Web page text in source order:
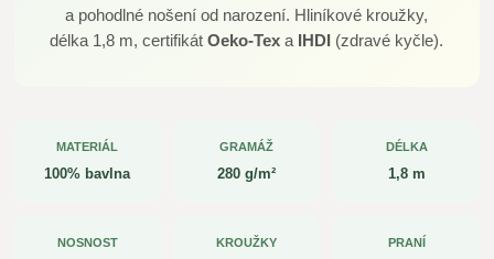
a pohodlné nošení od narození. Hliníkové kroužky,
délka 1,8 m, certifikátOeko-Tex a IHDI (zdravé kyčle).
MATERIÁL
100% bavlna
GRAMÁŽ
280 g/m²
DÉLKA
1,8 m
NOSNOST KROUŽKY PRANÍ